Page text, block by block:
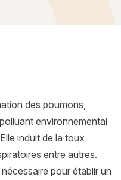
traitement
des poumons,
environnemental
induit de la toux
entre autres.
pour établir un